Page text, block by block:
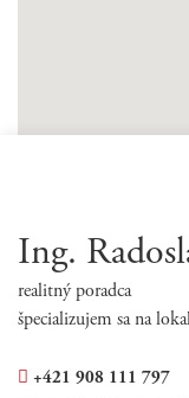
Ing.
realitný poradca
špecializujem sa na
+421 908 111 797